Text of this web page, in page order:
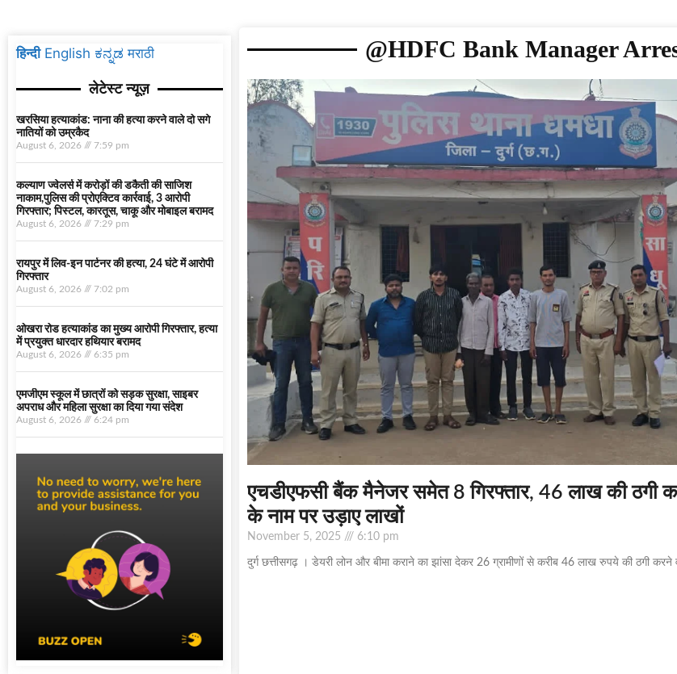
हिन्दी English ಕನ್ನಡ मराठी
लेटेस्ट न्यूज़
खरसिया हत्याकांड: नाना की हत्या करने वाले दो सगे
नातियों को उम्रकैद
August 6, 2026 7:59 pm
कल्याण ज्वेलर्स में करोड़ों की डकैती की साजिश
नाकाम,पुलिस की प्रोएक्टिव कार्रवाई, 3 आरोपी
गिरफ्तार; पिस्टल, कारतूस, चाकू और मोबाइल बरामद
August 6, 2026 7:29 pm
रायपुर में लिव-इन पार्टनर की हत्या, 24 घंटे में आरोपी
गिरफ्तार
August 6, 2026 7:02 pm
ओखरा रोड हत्याकांड का मुख्य आरोपी गिरफ्तार, हत्या
में प्रयुक्त धारदार हथियार बरामद
August 6, 2026 6:35 pm
एमजीएम स्कूल में छात्रों को सड़क सुरक्षा, साइबर
अपराध और महिला सुरक्षा का दिया गया संदेश
August 6, 2026 6:24 pm
@HDFC Bank Manager
एचडीएफसी बैंक मैनेजर समेत 8 गिरफ्तार, 46 लाख की ठगी
के नाम पर उड़ाए लाखों
November 5, 2025 6:10 pm
दुर्ग छत्तीसगढ़ । डेयरी लोन और बीमा कराने का झांसा देकर 26 ग्रामीणों से करीब 46 लाख रुपये की ठगी करने